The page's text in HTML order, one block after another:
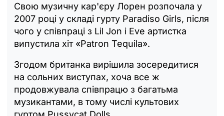
Свою музичну кар'єру Лорен розпочала у
2007 році у складі гурту Paradiso Girls, після
чого у співпраці з Lil Jon і Eve артистка
випустила хіт «Patron Tequila».
Згодом британка вирішила зосередитися
на сольних виступах, хоча все ж
продовжувала співпрацю з багатьма
музикантами, в тому числі культових